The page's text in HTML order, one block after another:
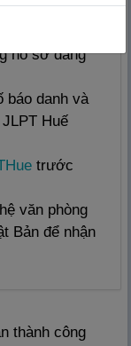
kết quả
khẩu gồm
hồ sơ đăng
báo danh và
Huế
trước
văn phòng
Bản để nhận
thành công